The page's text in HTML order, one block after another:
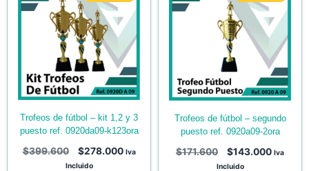
trofeos de fútbol – kit 1,2 y 3
puesto ref. 0920da09-k123ora
$399.600 $278.000 Iva
Incluido
trofeos de fútbol – segundo
puesto ref. 0920a09-2ora
$171.600 $143.000 Iva
Incluido